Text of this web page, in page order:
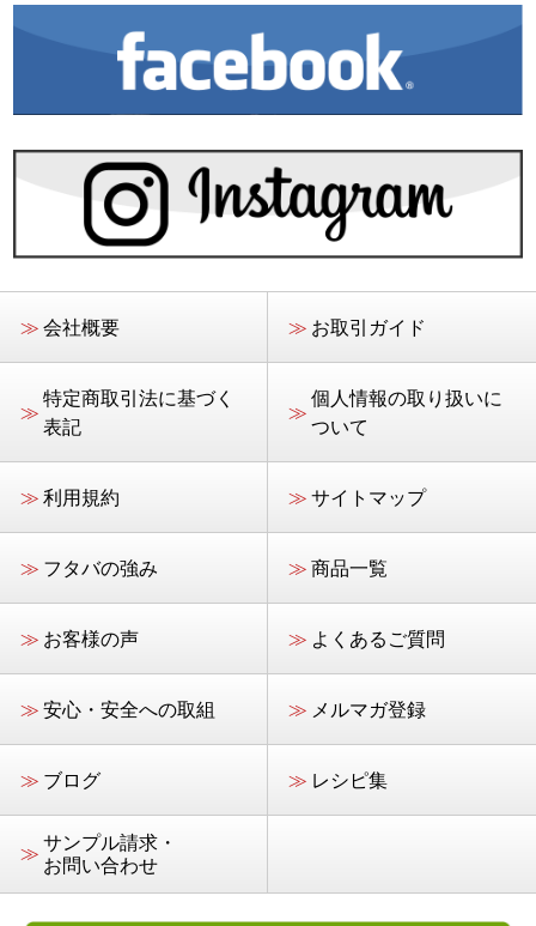
≫ 会社概要 ≫ お取引ガイド
≫
特定商取引法に基づく
表記
≫
個人情報の取り扱いに
ついて
≫ 利用規約 ≫ サイトマップ
≫ フタバの強み ≫ 商品一覧
≫ お客様の声 ≫ よくあるご質問
≫ 安心・安全への取組 ≫ メルマガ登録
≫ ブログ ≫ レシピ集
≫ サンプル請求・
お問い合わせ